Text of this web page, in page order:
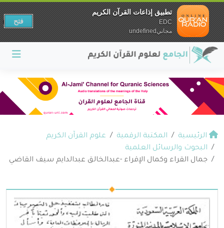
الرئيسية المكتبة الرقمية
علوم القرآن الكريم
البحوث والرسائل العلمية
جمال القراء وكمال الإقراء -عبدالخالق عبدالدايم سيف القاضي
تطبيق إذاعات القرآن الكريم
EDC
مجانيundefined
فتح